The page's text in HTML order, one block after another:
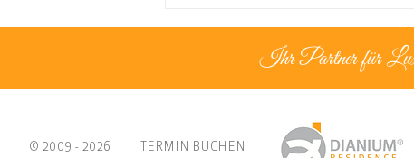
Penthouse | Neapolis
Ihr Partner für
© 2009 - 2026 TERMIN BUCHEN